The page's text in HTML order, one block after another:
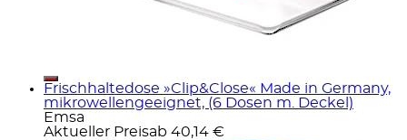
Frischhaltedose »Clip&Close« Made in Germany,
mikrowellengeeignet, (6 Dosen m. Deckel)
Emsa
Aktueller Preisab 40,14 €